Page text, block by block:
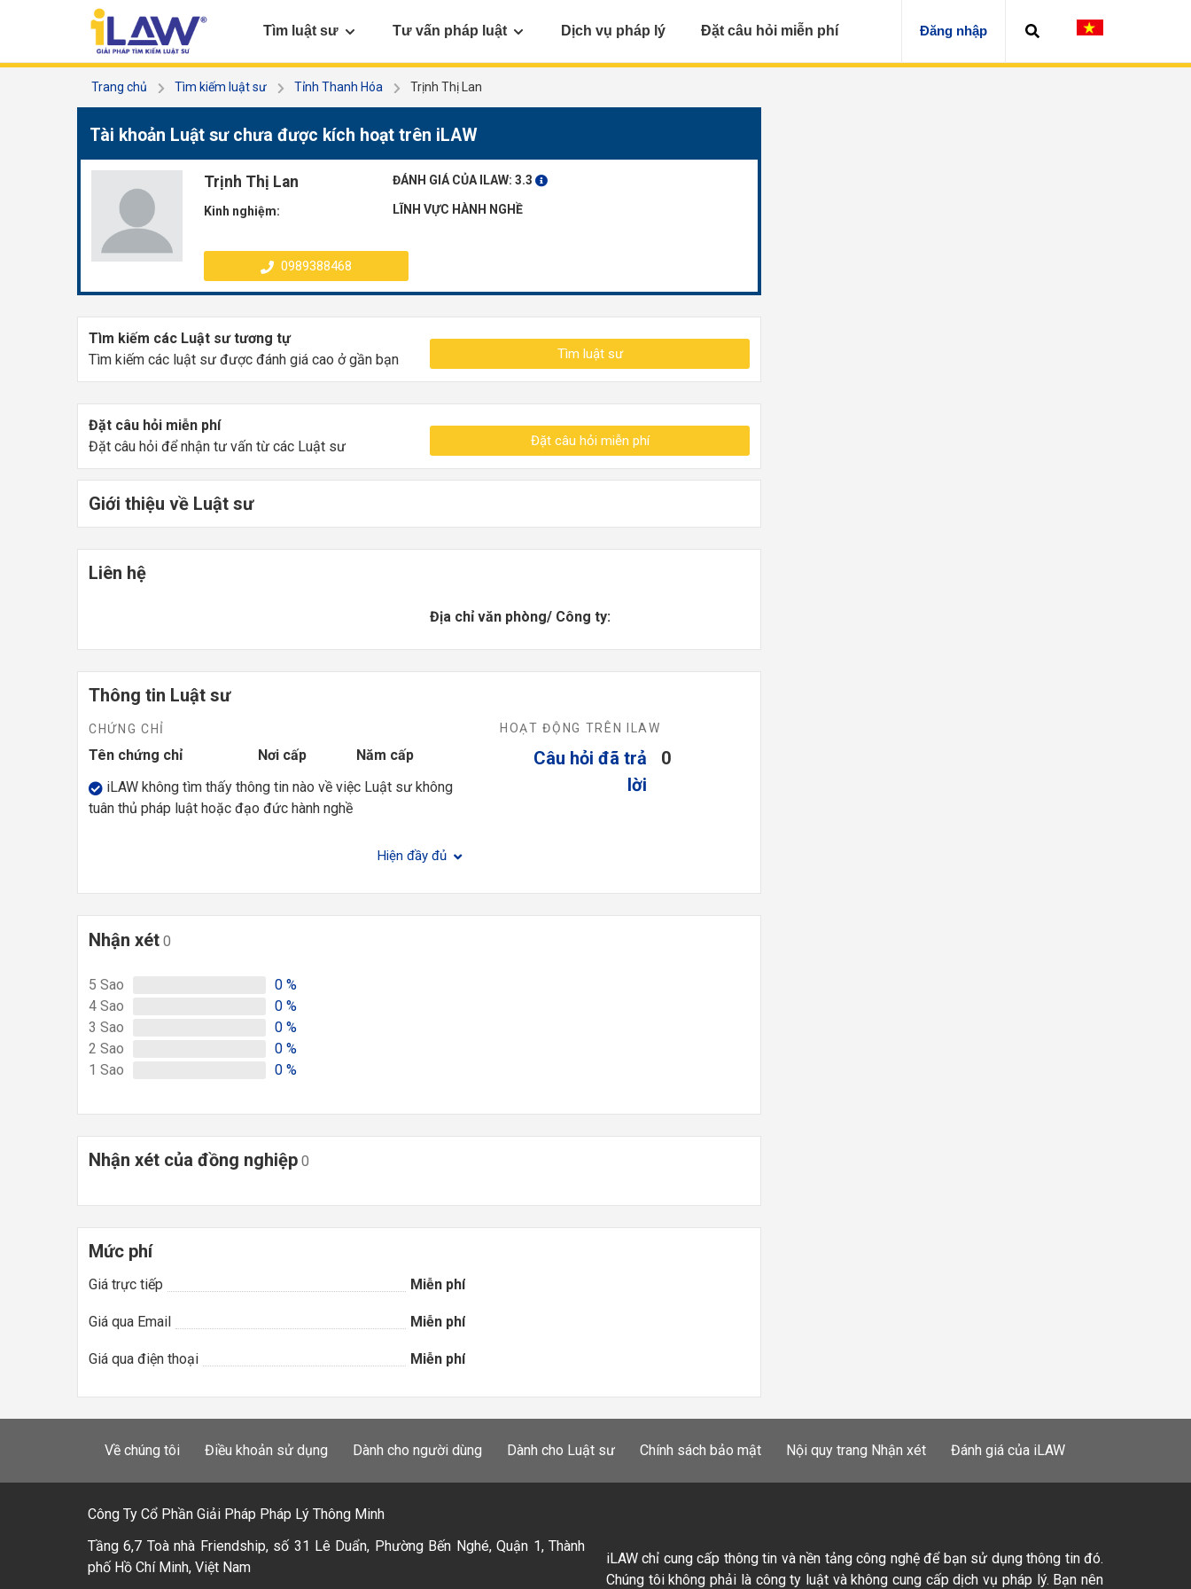
Tìm luật sư Tư vấn pháp luật Dịch vụ pháp lý Đặt câu hỏi miễn phí Đăng nhập
Trang chủ Tìm kiếm luật sư Tỉnh Thanh Hóa Trịnh Thị Lan
Tài khoản Luật sư chưa được kích hoạt trên iLAW
Trịnh Thị Lan
Kinh nghiệm:
ĐÁNH GIÁ CỦA ILAW: 3.3
LĨNH VỰC HÀNH NGHỀ
0989388468
Tìm kiếm các Luật sư tương tự
Tìm kiếm các luật sư được đánh giá cao ở gần bạn
Tìm luật sư
Đặt câu hỏi miễn phí
Đặt câu hỏi để nhận tư vấn từ các Luật sư
Đặt câu hỏi miễn phí
Giới thiệu về Luật sư
Liên hệ
Địa chỉ văn phòng/ Công ty:
Thông tin Luật sư
CHỨNG CHỈ
Tên chứng chỉ Nơi cấp
Năm cấp
iLAW không tìm thấy thông tin nào về việc Luật sư không
tuân thủ pháp luật hoặc đạo đức hành nghề
HOẠT ĐỘNG TRÊN ILAW
Câu hỏi đã trả
lời
0
Hiện đầy đủ
Nhận xét 0
5 Sao 0 %
4 Sao 0 %
3 Sao 0 %
2 Sao 0 %
1 Sao 0 %
Nhận xét của đồng nghiệp 0
Mức phí
Giá trực tiếp Miễn phí
Giá qua Email Miễn phí
Giá qua điện thoại Miễn phí
Về chúng tôi Điều khoản sử dụng Dành cho người dùng Dành cho Luật sư Chính sách bảo mật Nội quy trang Nhận xét Đánh giá của iLAW
Công Ty Cổ Phần Giải Pháp Pháp Lý Thông Minh
Tầng 6,7 Toà nhà Friendship, số 31 Lê Duẩn, Phường Bến Nghé, Quận 1, Thành
phố Hồ Chí Minh, Việt Nam
iLAW chỉ cung cấp thông tin và nền tảng công nghệ để bạn sử dụng thông tin đó.
Chúng tôi không phải là công ty luật và không cung cấp dịch vụ pháp lý. Bạn nên